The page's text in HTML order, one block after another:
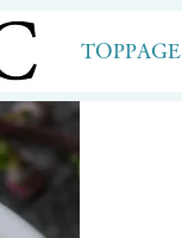
TOPPAGE